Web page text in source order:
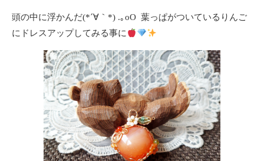
頭の中に浮かんだ(*´∀｀*) .｡oO 葉っぱがついているりんご
にドレスアップしてみる事に